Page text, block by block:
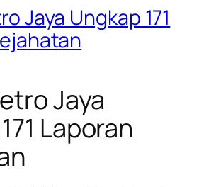
Jaya Ungkap 171
Jaya
Laporan